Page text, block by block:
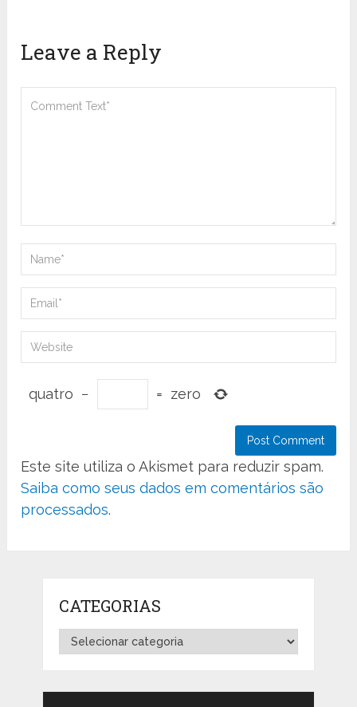
Leave a Reply
quatro − = zero
Este site utiliza o Akismet para reduzir spam.
Saiba como seus dados em comentários são
processados.
CATEGORIAS
Categorias